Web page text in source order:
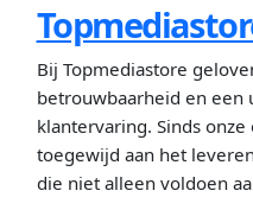
Bij Topmediastore
betrouwbaarheid en een
klantervaring. Sinds
toegewijd aan het
die niet alleen voldoen